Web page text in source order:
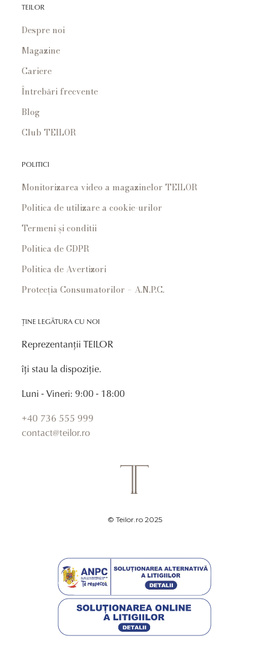
TEILOR
Despre noi
Magazine
Cariere
Întrebări frecvente
Blog
Club TEILOR
POLITICI
Monitorizarea video a magazinelor TEILOR
Politica de utilizare a cookie-urilor
Termeni și conditii
Politica de GDPR
Politica de Avertizori
Protecția Consumatorilor – A.N.P.C.
ȚINE LEGĂTURA CU NOI
Reprezentanții TEILOR
îți stau la dispoziție.
Luni - Vineri: 9:00 - 18:00
+40 736 555 999
contact@teilor.ro
© Teilor.ro 2025